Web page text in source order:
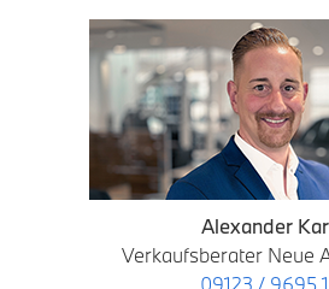
Alexander
Verkaufsberater Neue
09123 / 9695